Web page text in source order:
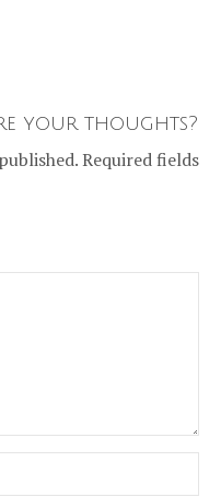
your thoughts?
Required fields